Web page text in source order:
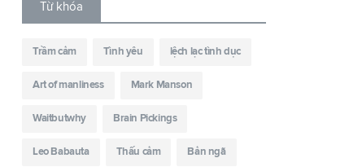
Từ khóa
Trầm cảm Tình yêu lệch lạc tình dục
Art of manliness Mark Manson
Waitbutwhy Brain Pickings
Leo Babauta Thấu cảm Bản ngã